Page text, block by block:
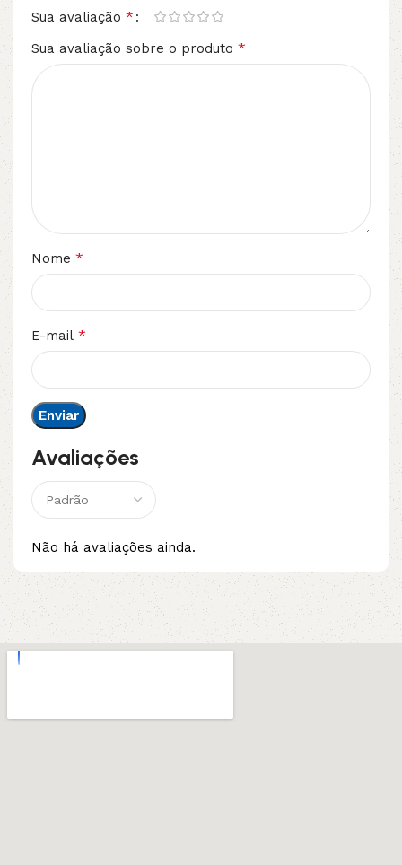
Avaliações
Não há avaliações ainda.
Sua avaliação *
Sua avaliação sobre o produto *
Nome *
E-mail *